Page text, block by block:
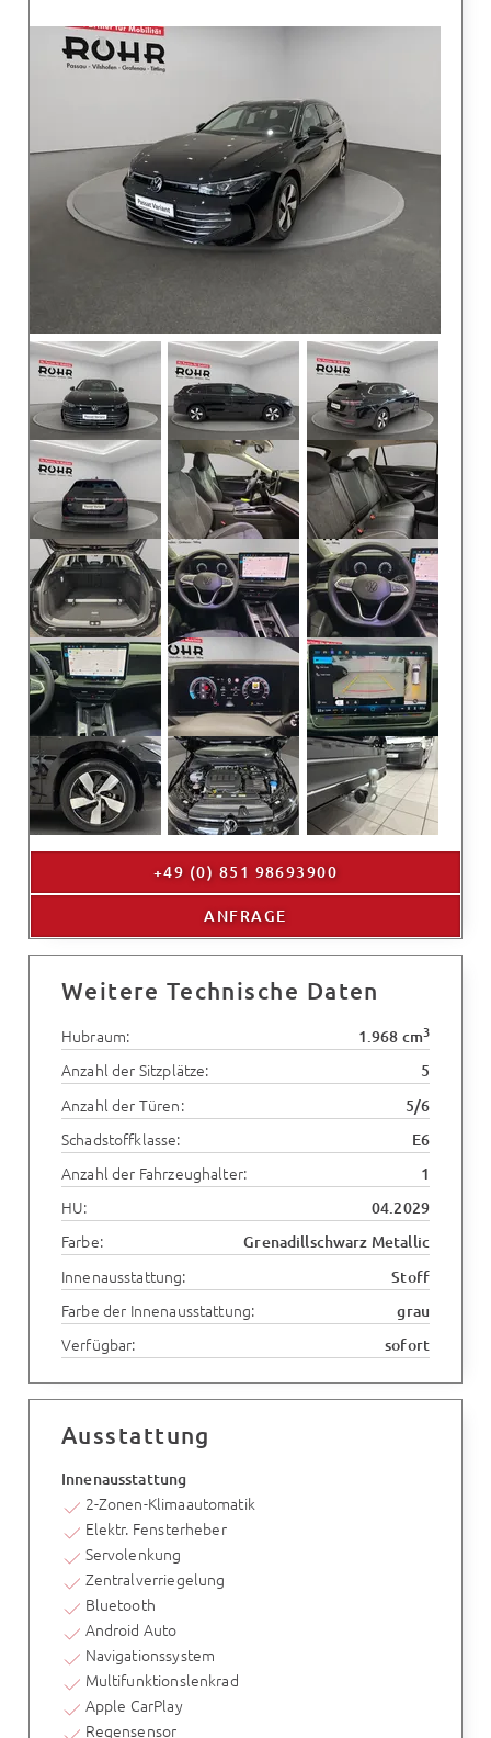
+49 (0) 851 98693900
ANFRAGE
Weitere Technische Daten
Hubraum: 1.968 cm3
Anzahl der Sitzplätze: 5
Anzahl der Türen: 5/6
Schadstoffklasse: E6
Anzahl der Fahrzeughalter: 1
HU: 04.2029
Farbe: Grenadillschwarz Metallic
Innenausstattung: Stoff
Farbe der Innenausstattung: grau
Verfügbar: sofort
Ausstattung
Innenausstattung
2-Zonen-Klimaautomatik
Elektr. Fensterheber
Servolenkung
Zentralverriegelung
Bluetooth
Android Auto
Navigationssystem
Multifunktionslenkrad
Apple CarPlay
Regensensor